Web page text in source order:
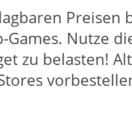
Preisen
Nutze
zu belasten!